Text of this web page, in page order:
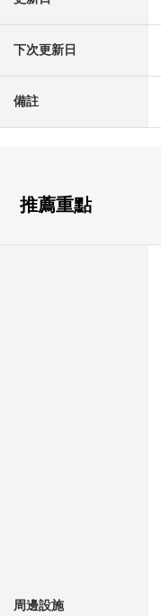
下次更新日
備註
推薦重點
周邊設施